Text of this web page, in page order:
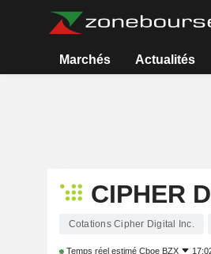
Marchés Actualités
CIPHER
Cotations Cipher Digital Inc.
Temps réel estimé Cboe BZX